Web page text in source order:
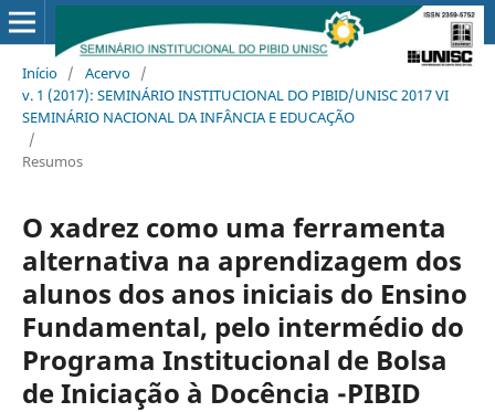
Início / Acervo /
v. 1 (2017): SEMINÁRIO INSTITUCIONAL DO PIBID/UNISC 2017 VI
SEMINÁRIO NACIONAL DA INFÂNCIA E EDUCAÇÃO
/
Resumos
O xadrez como uma ferramenta
alternativa na aprendizagem dos
alunos dos anos iniciais do Ensino
Fundamental, pelo intermédio do
Programa Institucional de Bolsa
de Iniciação à Docência -PIBID